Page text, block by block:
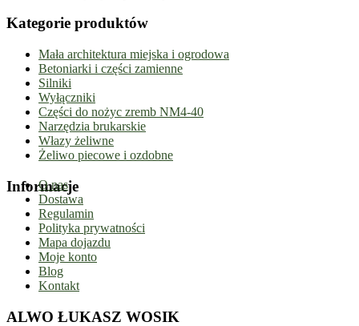
Kategorie produktów
Mała architektura miejska i ogrodowa
Betoniarki i części zamienne
Silniki
Wyłączniki
Części do nożyc zremb NM4-40
Narzędzia brukarskie
Włazy żeliwne
Żeliwo piecowe i ozdobne
Informacje
O nas
Dostawa
Regulamin
Polityka prywatności
Mapa dojazdu
Moje konto
Blog
Kontakt
ALWO ŁUKASZ WOSIK